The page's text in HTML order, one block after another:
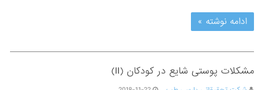
ادامه نوشته »
مشکلات پوستی شایع در کودکان (II)